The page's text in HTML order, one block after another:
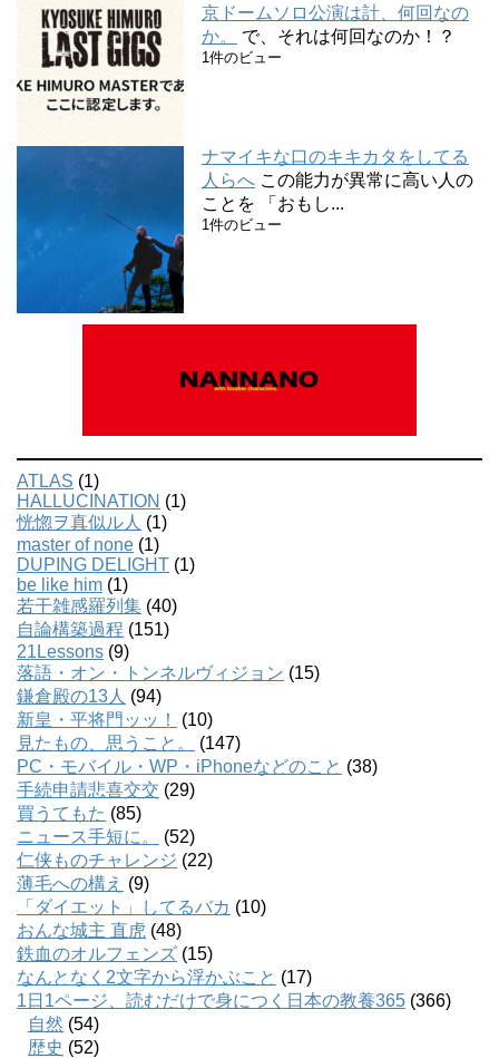
京ドームソロ公演は計、何回なの
か。
で、それは何回なのか！？
1件のビュー
ナマイキな口のキキカタをしてる
人らへ この能力が異常に高い人の
ことを 「おもし...
1件のビュー
ATLAS (1)
HALLUCINATION (1)
恍惚ヲ真似ル人 (1)
master of none (1)
DUPING DELIGHT (1)
be like him (1)
若干雑感羅列集 (40)
自論構築過程 (151)
21Lessons (9)
落語・オン・トンネルヴィジョン (15)
鎌倉殿の13人 (94)
新皇・平将門ッッ！
(10)
見たもの、思うこと。
(147)
PC・モバイル・WP・iPhoneなどのこと (38)
手続申請悲喜交交 (29)
買うてもた (85)
ニュース手短に。
(52)
仁侠ものチャレンジ (22)
薄毛への構え (9)
「ダイエット」してるバカ (10)
おんな城主 直虎 (48)
鉄血のオルフェンズ (15)
なんとなく2文字から浮かぶこと (17)
1日1ページ、読むだけで身につく日本の教養365 (366)
自然 (54)
歴史 (52)